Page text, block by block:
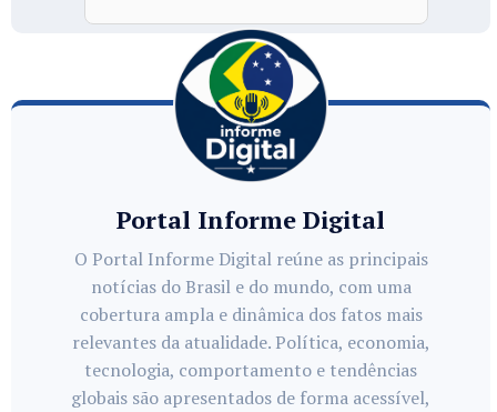
Portal Informe Digital
O Portal Informe Digital reúne as principais
notícias do Brasil e do mundo, com uma
cobertura ampla e dinâmica dos fatos mais
relevantes da atualidade. Política, economia,
tecnologia, comportamento e tendências
globais são apresentados de forma acessível,